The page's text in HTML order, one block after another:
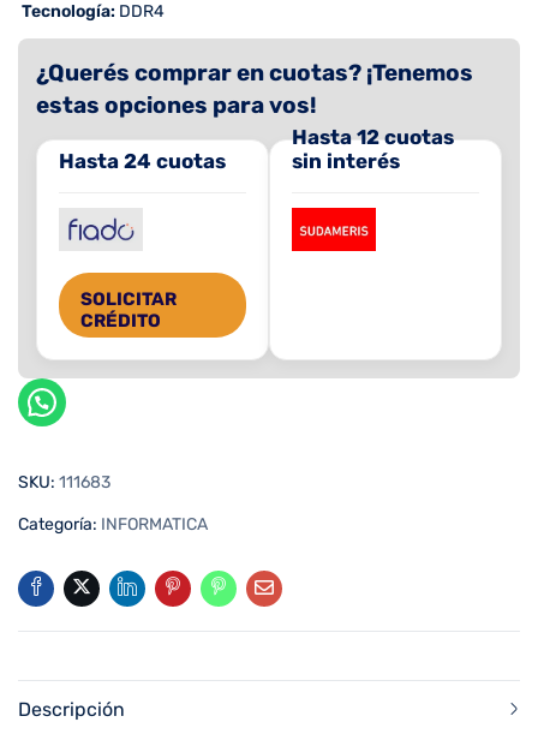
 Tecnología: DDR4
¿Querés comprar en cuotas? ¡Tenemos
estas opciones para vos!
Hasta 24 cuotas
SOLICITAR
CRÉDITO
Hasta 12 cuotas
sin interés
SKU: 111683
Categoría: INFORMATICA
Descripción